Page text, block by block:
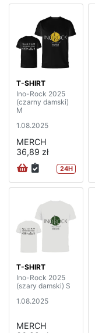
T-SHIRT
Ino-Rock 2025
(czarny damski)
M
1.08.2025
MERCH
36,89 zł
24H
T-SHIRT
Ino-Rock 2025
(szary damski) S
1.08.2025
MERCH